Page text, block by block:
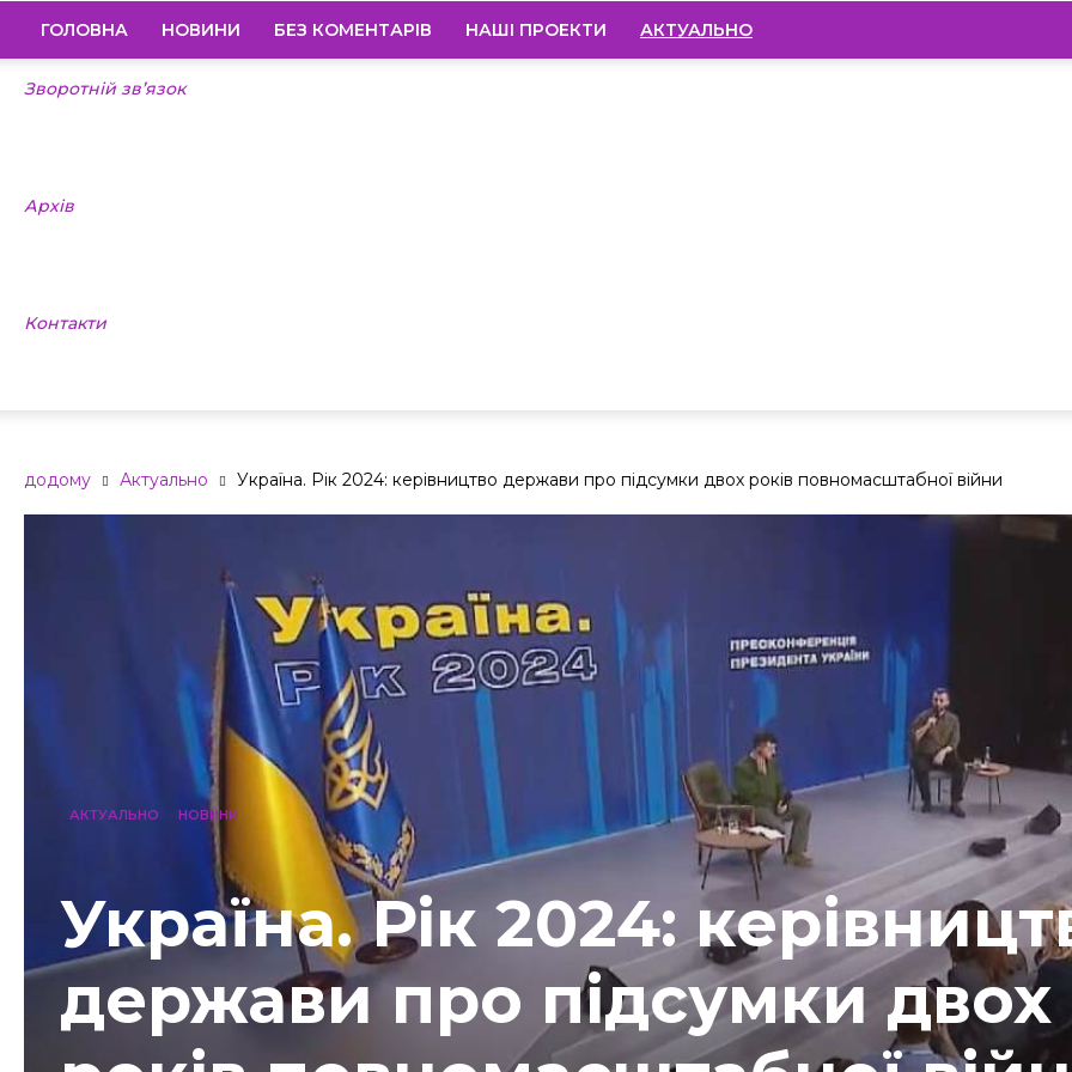
ГОЛОВНА НОВИНИ БЕЗ КОМЕНТАРІВ НАШІ ПРОЕКТИ АКТУАЛЬНО
Зворотній зв’язок
Архів
Контакти
додому Актуально Україна. Рік 2024: керівництво держави про підсумки двох років повномасштабної війни
АКТУАЛЬНО НОВИНИ
Україна. Рік 2024:
держави про підсумки двох